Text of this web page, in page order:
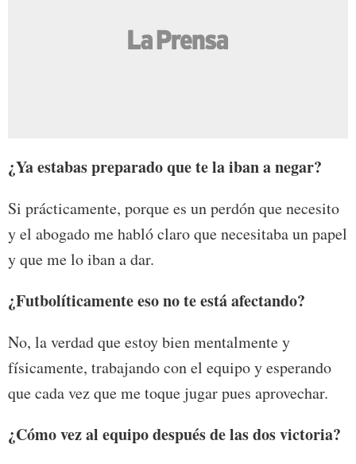
¿Ya estabas preparado que te la iban a negar?
Si prácticamente, porque es un perdón que necesito
y el abogado me habló claro que necesitaba un papel
y que me lo iban a dar.
¿Futbolíticamente eso no te está afectando?
No, la verdad que estoy bien mentalmente y
físicamente, trabajando con el equipo y esperando
que cada vez que me toque jugar pues aprovechar.
¿Cómo vez al equipo después de las dos victoria?